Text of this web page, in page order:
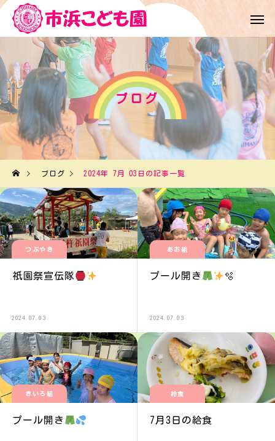
ブログ
ブログ 2024年 7月 03日の記事一覧
つぶやき
祇園祭宣伝隊
2024.07.03
あお組
プール開き 🫧
2024.07.03
きいろ組
プール開き
給食
7月3日の給食